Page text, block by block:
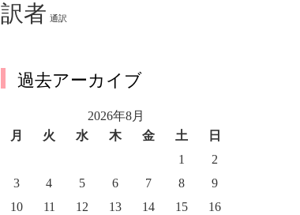
訳者 通訳
過去アーカイブ
2026年8月
月
火 水 木 金 土
日
1
2
3
4 5 6 7 8
9
10
11 12 13 14 15
16